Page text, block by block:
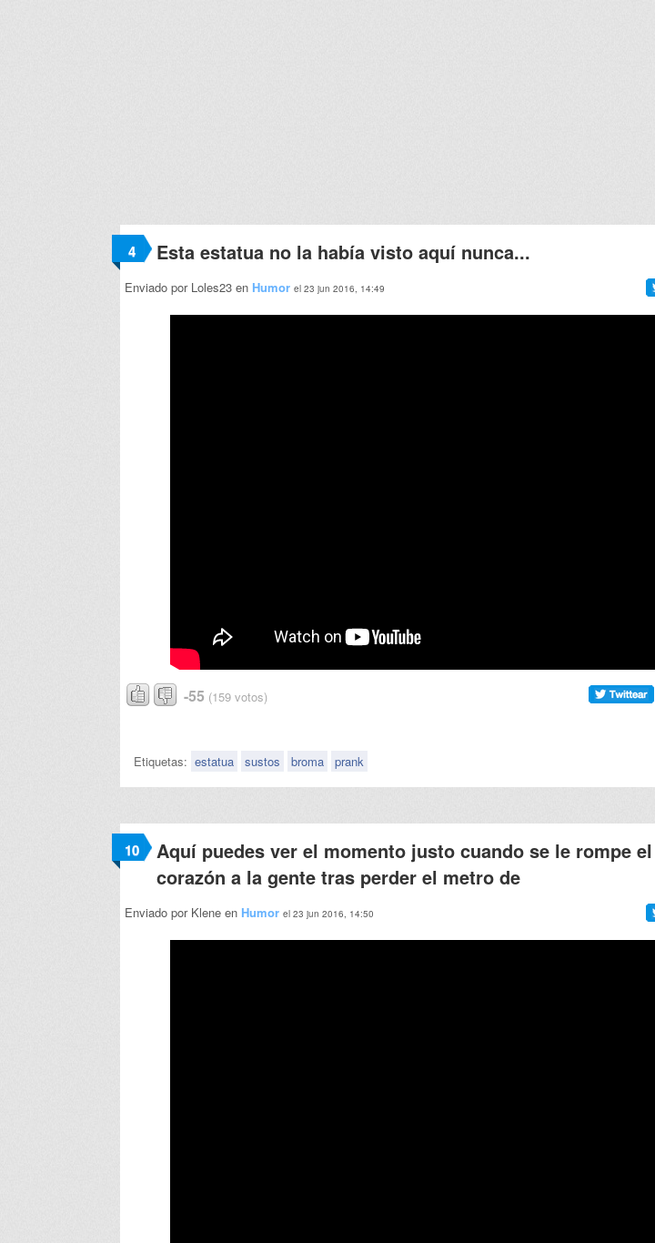
4 Esta estatua no la había visto aquí nunca...
Enviado por Loles23 en Humor el 23 jun 2016, 14:49
-55 (159 votos)
Etiquetas: estatua sustos broma prank
10
Aquí puedes ver el momento justo cuando se le rompe el
corazón a la gente tras perder el metro de
Enviado por Klene en Humor el 23 jun 2016, 14:50